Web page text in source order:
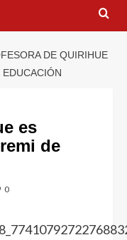
DE QUIRIHUE
es
de
0